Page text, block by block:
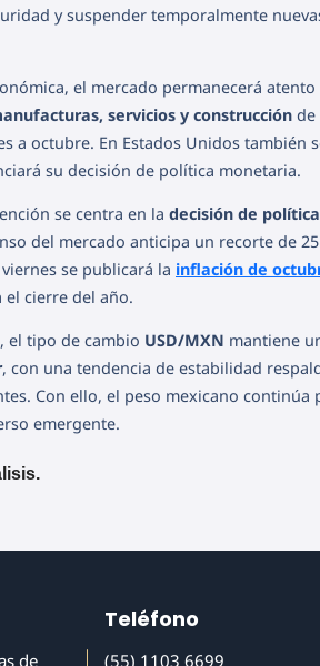
y suspender temporalmente
el mercado permanecerá
servicios y construcción de
a octubre. En Estados Unidos también
su decisión de política monetaria.
se centra en la decisión de
del mercado anticipa un recorte de
se publicará la inflación de
el cierre del año.
el tipo de cambio USD/MXN mantiene
, con una tendencia de estabilidad
Con ello, el peso mexicano
emergente.
de
Teléfono
(55) 1103 6699